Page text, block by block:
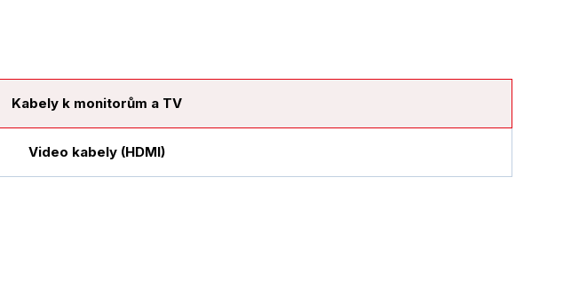
Kabely k monitorům a TV
Video kabely (HDMI)